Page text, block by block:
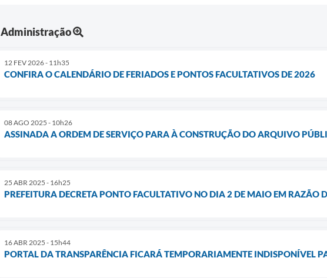
Administração
12 FEV 2026 - 11h35
CONFIRA O CALENDÁRIO DE FERIADOS E PONTOS FACULTATIVOS DE 2026
08 AGO 2025 - 10h26
ASSINADA A ORDEM DE SERVIÇO PARA À CONSTRUÇÃO DO ARQUIVO
25 ABR 2025 - 16h25
PREFEITURA DECRETA PONTO FACULTATIVO NO DIA 2 DE MAIO EM RAZÃO
16 ABR 2025 - 15h44
PORTAL DA TRANSPARÊNCIA FICARÁ TEMPORARIAMENTE INDISPONÍVEL